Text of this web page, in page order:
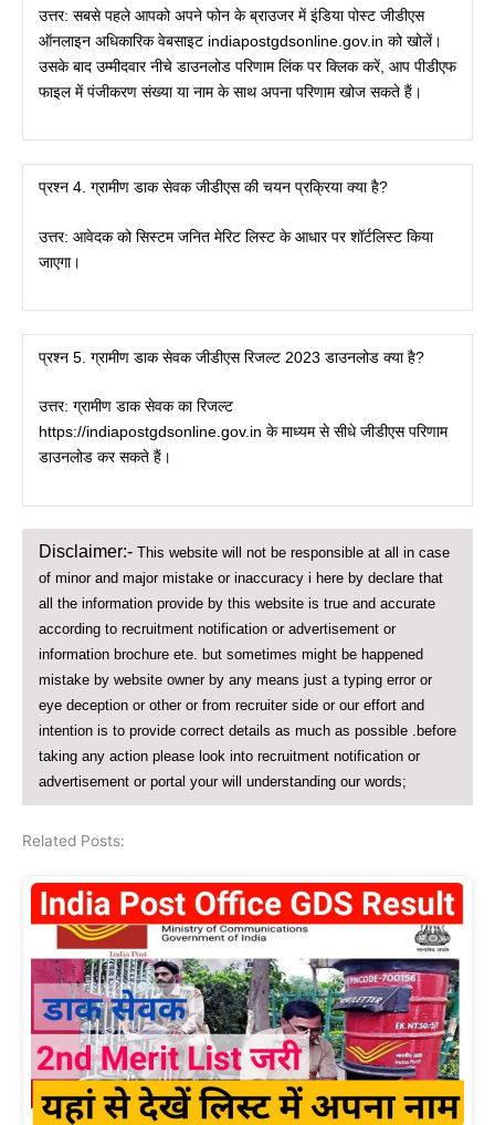
उत्तर: सबसे पहले आपको अपने फोन के ब्राउजर में इंडिया पोस्ट जीडीएस
ऑनलाइन अधिकारिक वेबसाइट indiapostgdsonline.gov.in को खोलें।
उसके बाद उम्मीदवार नीचे डाउनलोड परिणाम लिंक पर क्लिक करें, आप पीडीएफ
फाइल में पंजीकरण संख्या या नाम के साथ अपना परिणाम खोज सकते हैं।
प्रश्न 4. ग्रामीण डाक सेवक जीडीएस की चयन प्रक्रिया क्या है?
उत्तर: आवेदक को सिस्टम जनित मेरिट लिस्ट के आधार पर शॉर्टलिस्ट किया
जाएगा।
प्रश्न 5. ग्रामीण डाक सेवक जीडीएस रिजल्ट 2023 डाउनलोड क्या है?
उत्तर: ग्रामीण डाक सेवक का रिजल्ट
https://indiapostgdsonline.gov.in के माध्यम से सीधे जीडीएस परिणाम
डाउनलोड कर सकते हैं।
Disclaimer:-This website will not be responsible at all in case
of minor and major mistake or inaccuracy i here by declare that
all the information provide by this website is true and accurate
according to recruitment notification or advertisement or
information brochure ete. but sometimes might be happened
mistake by website owner by any means just a typing error or
eye deception or other or from recruiter side or our effort and
intention is to provide correct details as much as possible .before
taking any action please look into recruitment notification or
advertisement or portal your will understanding our words;
Related Posts: